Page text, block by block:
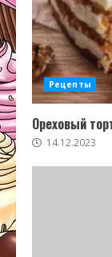
Рецепты
Ореховый
14.12.2023